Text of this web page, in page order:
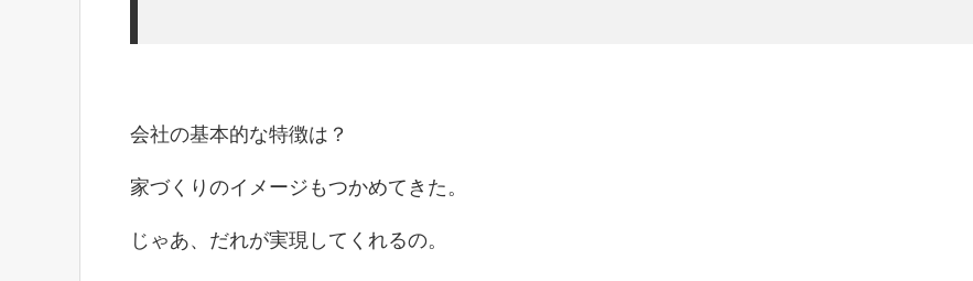
会社の基本的な特徴は？
家づくりのイメージもつかめてきた。
じゃあ、だれが実現してくれるの。